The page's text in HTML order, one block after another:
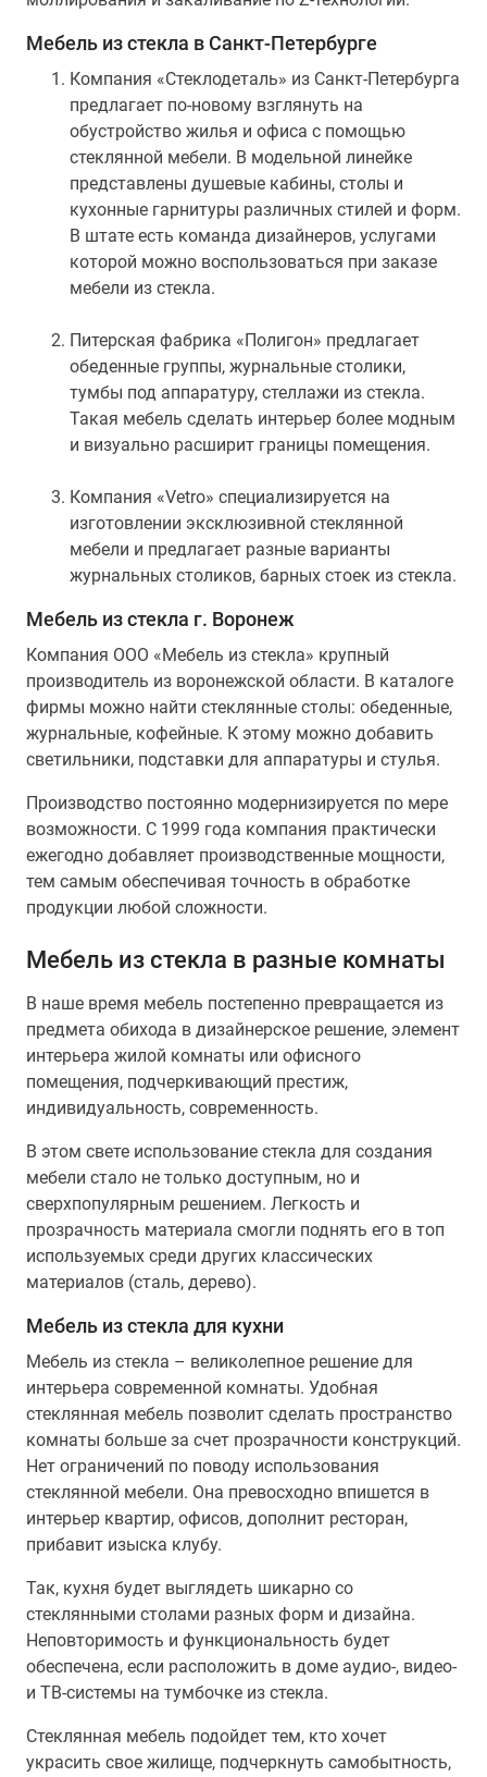
Мебель из стекла в Санкт-Петербурге
Компания «Стеклодеталь» из Санкт-Петербурга
предлагает по-новому взглянуть на
обустройство жилья и офиса с помощью
стеклянной мебели. В модельной линейке
представлены душевые кабины, столы и
кухонные гарнитуры различных стилей и форм.
В штате есть команда дизайнеров, услугами
которой можно воспользоваться при заказе
мебели из стекла.
Питерская фабрика «Полигон» предлагает
обеденные группы, журнальные столики,
тумбы под аппаратуру, стеллажи из стекла.
Такая мебель сделать интерьер более модным
и визуально расширит границы помещения.
Компания «Vetro» специализируется на
изготовлении эксклюзивной стеклянной
мебели и предлагает разные варианты
журнальных столиков, барных стоек из стекла.
Мебель из стекла г. Воронеж
Компания ООО «Мебель из стекла» крупный
производитель из воронежской области. В каталоге
фирмы можно найти стеклянные столы: обеденные,
журнальные, кофейные. К этому можно добавить
светильники, подставки для аппаратуры и стулья.
Производство постоянно модернизируется по мере
возможности. С 1999 года компания практически
ежегодно добавляет производственные мощности,
тем самым обеспечивая точность в обработке
продукции любой сложности.
Мебель из стекла в разные комнаты
В наше время мебель постепенно превращается из
предмета обихода в дизайнерское решение, элемент
интерьера жилой комнаты или офисного
помещения, подчеркивающий престиж,
индивидуальность, современность.
В этом свете использование стекла для создания
мебели стало не только доступным, но и
сверхпопулярным решением. Легкость и
прозрачность материала смогли поднять его в топ
используемых среди других классических
материалов (сталь, дерево).
Мебель из стекла для кухни
Мебель из стекла – великолепное решение для
интерьера современной комнаты. Удобная
стеклянная мебель позволит сделать пространство
комнаты больше за счет прозрачности конструкций.
Нет ограничений по поводу использования
стеклянной мебели. Она превосходно впишется в
интерьер квартир, офисов, дополнит ресторан,
прибавит изыска клубу.
Так, кухня будет выглядеть шикарно со
стеклянными столами разных форм и дизайна.
Неповторимость и функциональность будет
обеспечена, если расположить в доме аудио-, видео-
и ТВ-системы на тумбочке из стекла.
Стеклянная мебель подойдет тем, кто хочет
украсить свое жилище, подчеркнуть самобытность,